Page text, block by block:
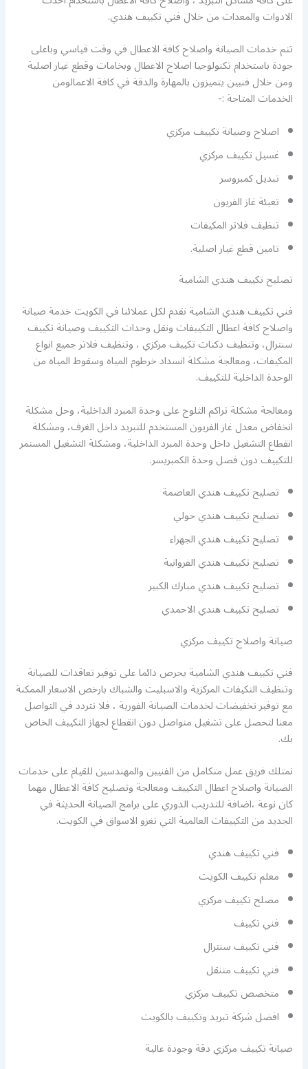
الادوات والمعدات من خلال فني تكييف هندي.
تتم خدمات الصيانة واصلاح كافة الاعطال في وقت قياسي وباعلى
جودة باستخدام تكنولوجيا اصلاح الاعطال وبخامات وقطع غيار اصلية
ومن خلال فنيين يتميزون بالمهارة والدقة في كافة الاعمالومن
الخدمات المتاحة :-
اصلاح وصيانة تكييف مركزي
غسيل تكييف مركزي
تبديل كمبروسر
تعبئة غاز الفريون
تنظيف فلاتر المكيفات
تامين قطع غيار اصلية.
تصليح تكييف هندي الشامية
فني تكييف هندي الشامية نقدم لكل عملائنا في الكويت خدمة صيانة
واصلاح كافة اعطال التكييفات ونقل وحدات التكييف وصيانة تكييف
سنترال، وتنظيف دكتات تكييف مركزي ، وتنظيف فلاتر جميع انواع
المكيفات، ومعالجة مشكلة انسداد خرطوم المياه وسقوط المياه من
الوحدة الداخلية للتكييف.
ومعالجة مشكلة تراكم الثلوج على وحدة المبرد الداخلية، وحل مشكلة
انخفاض معدل غاز الفريون المستخدم للتبريد داخل الغرف، ومشكلة
انقطاع التشغيل داخل وحدة المبرد الداخلية، ومشكلة التشغيل المستمر
للتكييف دون فصل وحدة الكمبريسر.
تصليح تكييف هندي العاصمة
تصليح تكييف هندي حولي
تصليح تكييف هندي الجهراء
تصليح تكييف هندي الفروانية
تصليح تكييف هندي مبارك الكبير
تصليح تكييف هندي الاحمدي
صيانة واصلاح تكييف مركزي
فني تكييف هندي الشامية يحرص دائما على توفير تعاقدات للصيانة
وتنظيف التكيفات المركزية والاسبليت والشباك بارخص الاسعار الممكنة
مع توفير تخفيضات لخدمات الصيانة الفورية ، فلا تتردد في التواصل
معنا لتحصل على تشغيل متواصل دون انقطاع لجهاز التكييف الخاص
بك.
نمتلك فريق عمل متكامل من الفنيين والمهندسين للقيام على خدمات
الصيانة واصلاح اعطال التكييف ومعالجة وتصليح كافة الاعطال مهما
كان نوعة ،اضافة للتدريب الدوري على برامج الصيانة الحديثة في
الجديد من التكييفات العالمية التي تغزو الاسواق في الكويت.
فني تكييف هندي
معلم تكييف الكويت
مصلح تكييف مركزي
فني تكييف
فني تكييف سنترال
فني تكييف متنقل
متخصص تكييف مركزي
افضل شركة تبريد وتكييف بالكويت
صيانة تكييف مركزي دقة وجودة عالية